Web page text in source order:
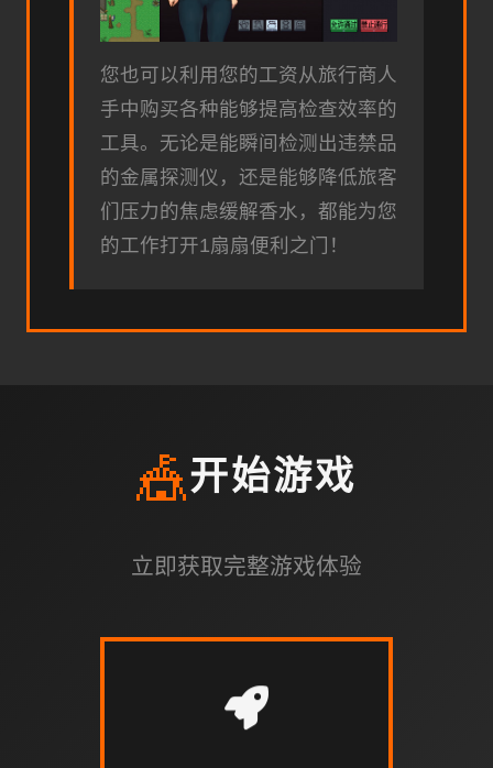
您也可以利用您的工资从旅行商人
手中购买各种能够提高检查效率的
工具。无论是能瞬间检测出违禁品
的金属探测仪，还是能够降低旅客
们压力的焦虑缓解香水，都能为您
的工作打开1扇扇便利之门！
🎪开始游戏
立即获取完整游戏体验